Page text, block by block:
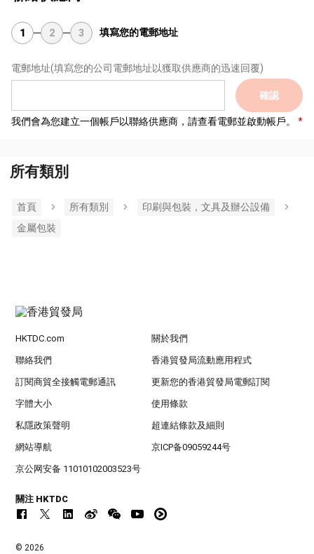
1 2 3 填寫您的電郵地址
電郵地址(填寫您的公司電郵地址以獲取供應商的迅速回覆)
確認
我們會為您建立一個帳戶以聯絡供應商，請查看電郵並啟動帳戶。
所有類別
首頁 所有類別
印刷與包裝，文具及辦公設備
金屬包裝
HKTDC.com 關於我們
聯絡我們 香港貿發局流動應用程式
訂閱商貿全接觸電郵通訊 更新您的香港貿發局電郵訂閱
字體大小 使用條款
私隱政策聲明 超連結條款及細則
網站導航 京ICP备09059244号
京公网安备 11010102003523号
關注 HKTDC
© 2026